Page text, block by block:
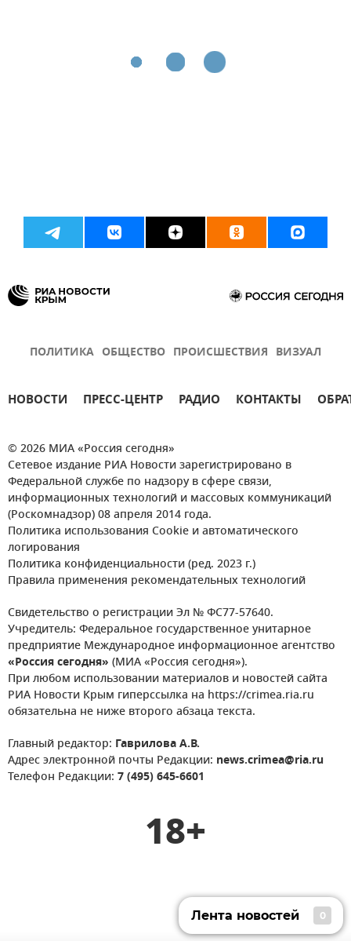
ПОЛИТИКА ОБЩЕСТВО ПРОИСШЕСТВИЯ ВИЗУАЛ
НОВОСТИ ПРЕСС-ЦЕНТР РАДИО КОНТАКТЫ
© 2026 МИА «Россия сегодня»
Сетевое издание РИА Новости зарегистрировано в
Федеральной службе по надзору в сфере связи,
информационных технологий и массовых коммуникаций
(Роскомнадзор) 08 апреля 2014 года.
Политика использования Cookie и автоматического
логирования
Политика конфиденциальности (ред. 2023 г.)
Правила применения рекомендательных технологий
Свидетельство о регистрации Эл № ФС77-57640.
Учредитель: Федеральное государственное унитарное
предприятие Международное информационное агентство
«Россия сегодня» (МИА «Россия сегодня»).
При любом использовании материалов и новостей сайта
РИА Новости Крым гиперссылка на https://crimea.ria.ru
обязательна не ниже второго абзаца текста.
Главный редактор: Гаврилова А.В.
Адрес электронной почты Редакции: news.crimea@ria.ru
Телефон Редакции: 7 (495) 645-6601
18+
Лента новостей 0
Лента новостей